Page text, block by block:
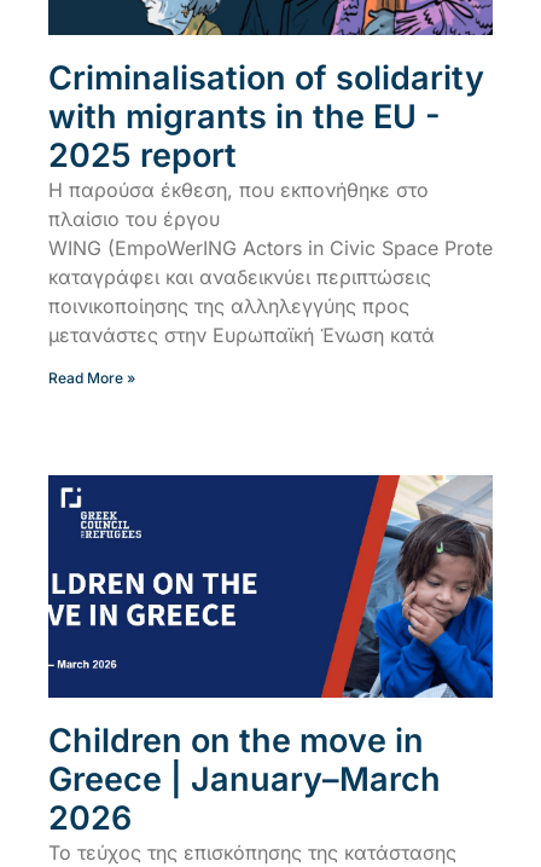
Criminalisation of solidarity
with migrants in the EU -
2025 report
Η παρούσα έκθεση, που εκπονήθηκε στο
πλαίσιο του έργου
WING (EmpoWerING Actors in Civic Space
καταγράφει και αναδεικνύει περιπτώσεις
ποινικοποίησης της αλληλεγγύης προς
μετανάστες στην Ευρωπαϊκή Ένωση κατά
Read More »
Children on the move in
Greece | January–March
2026
Το τεύχος της επισκόπησης της κατάστασης